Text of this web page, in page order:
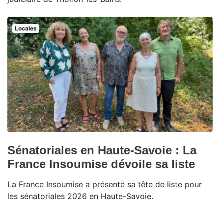
Locales
Sénatoriales en Haute-Savoie : La
France Insoumise dévoile sa liste
La France Insoumise a présenté sa tête de liste pour
les sénatoriales 2026 en Haute-Savoie.